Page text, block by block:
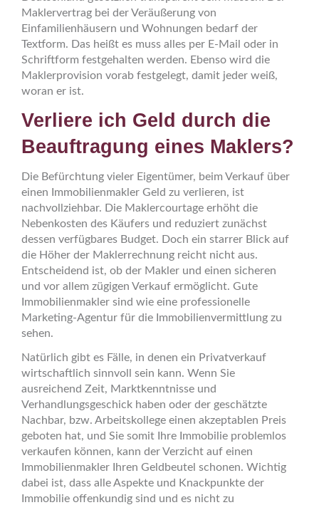
Maklervertrag bei der Veräußerung von
Einfamilienhäusern und Wohnungen bedarf der
Textform. Das heißt es muss alles per E‑Mail oder in
Schriftform festgehalten werden. Ebenso wird die
Maklerprovision vorab festgelegt, damit jeder weiß,
woran er ist.
Verliere ich Geld durch die
Beauftragung eines Maklers?
Die Befürchtung vieler Eigentümer, beim Verkauf über
einen Immobilienmakler Geld zu verlieren, ist
nachvollziehbar. Die Maklercourtage erhöht die
Nebenkosten des Käufers und reduziert zunächst
dessen verfügbares Budget. Doch ein starrer Blick auf
die Höher der Maklerrechnung reicht nicht aus.
Entscheidend ist, ob der Makler und einen sicheren
und vor allem zügigen Verkauf ermöglicht. Gute
Immobilienmakler sind wie eine professionelle
Marketing-Agentur für die Immobilienvermittlung zu
sehen.
Natürlich gibt es Fälle, in denen ein Privatverkauf
wirtschaftlich sinnvoll sein kann. Wenn Sie
ausreichend Zeit, Marktkenntnisse und
Verhandlungsgeschick haben oder der geschätzte
Nachbar, bzw. Arbeitskollege einen akzeptablen Preis
geboten hat, und Sie somit Ihre Immobilie problemlos
verkaufen können, kann der Verzicht auf einen
Immobilienmakler Ihren Geldbeutel schonen. Wichtig
dabei ist, dass alle Aspekte und Knackpunkte der
Immobilie offenkundig sind und es nicht zu